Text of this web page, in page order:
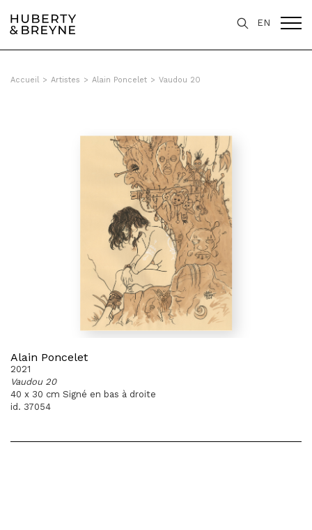
EN
Accueil > Artistes > Alain Poncelet > Vaudou 20
Alain Poncelet
2021
Vaudou 20
40 x 30 cm Signé en bas à droite
id. 37054